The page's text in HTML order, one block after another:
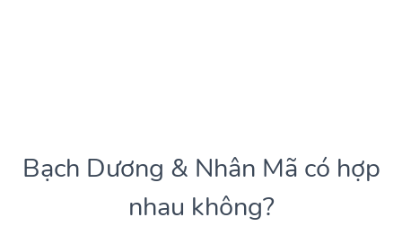
Bạch Dương & Nhân Mã có hợp
nhau không?